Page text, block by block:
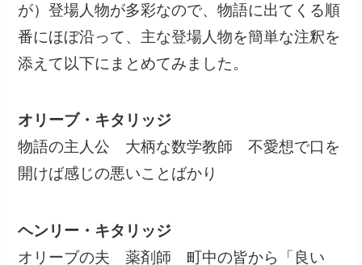
が）登場人物が多彩なので、物語に出てくる順
番にほぼ沿って、主な登場人物を簡単な注釈を
添えて以下にまとめてみました。
オリーブ・キタリッジ
物語の主人公 大柄な数学教師 不愛想で口を
開けば感じの悪いことばかり
ヘンリー・キタリッジ
オリーブの夫 薬剤師 町中の皆から「良い